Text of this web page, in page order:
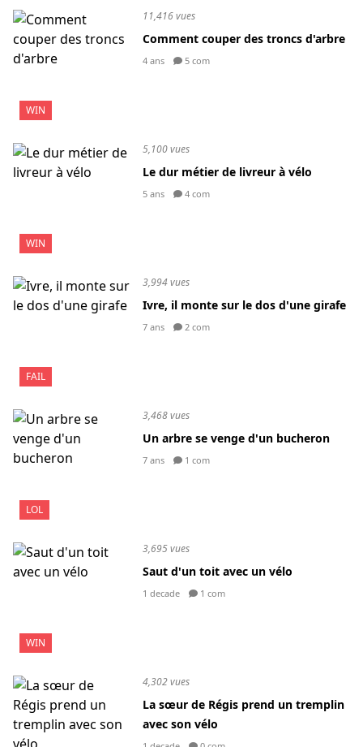
WIN
11,416 vues
Comment couper des troncs d'arbre
4 ans 5 com
WIN
5,100 vues
Le dur métier de livreur à vélo
5 ans 4 com
FAIL
3,994 vues
Ivre, il monte sur le dos d'une girafe
7 ans 2 com
LOL
3,468 vues
Un arbre se venge d'un bucheron
7 ans 1 com
WIN
3,695 vues
Saut d'un toit avec un vélo
1 decade 1 com
4,302 vues
La sœur de Régis prend un tremplin
avec son vélo